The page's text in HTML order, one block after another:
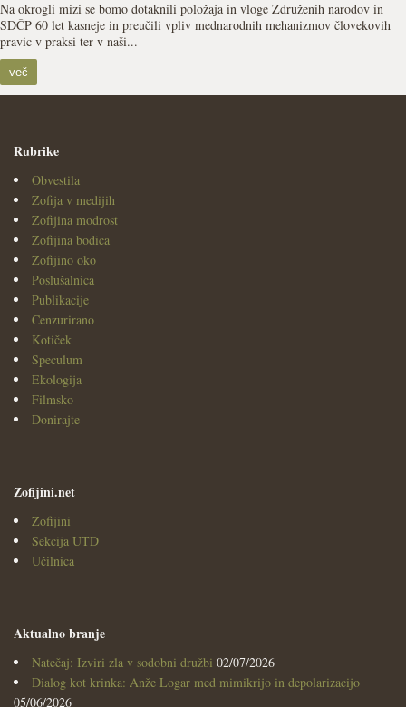
Na okrogli mizi se bomo dotaknili položaja in vloge Združenih narodov in
SDČP 60 let kasneje in preučili vpliv mednarodnih mehanizmov človekovih
pravic v praksi ter v naši...
več
Rubrike
Obvestila
Zofija v medijih
Zofijina modrost
Zofijina bodica
Zofijino oko
Poslušalnica
Publikacije
Cenzurirano
Kotiček
Speculum
Ekologija
Filmsko
Donirajte
Zofijini.net
Zofijini
Sekcija UTD
Učilnica
Aktualno branje
Natečaj: Izviri zla v sodobni družbi 02/07/2026
Dialog kot krinka: Anže Logar med mimikrijo in depolarizacijo
05/06/2026